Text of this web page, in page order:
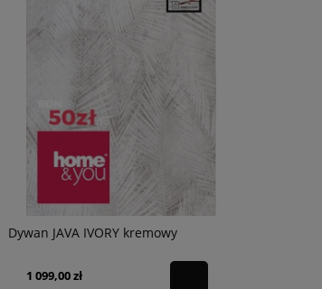
Dywan JAVA IVORY kremowy
1 099,00 zł